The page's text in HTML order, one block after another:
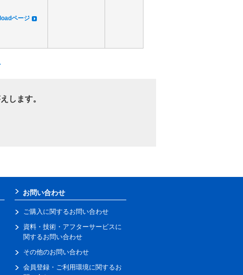
ページ
します。
お問い合わせ
ご購入に関するお問い合わせ
資料・技術・アフターサービスに
関するお問い合わせ
その他のお問い合わせ
会員登録・ご利用環境に関するお